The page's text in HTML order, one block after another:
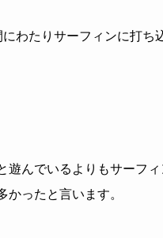
わたりサーフィンに打ち
遊んでいるよりもサーフィ
かったと言います。